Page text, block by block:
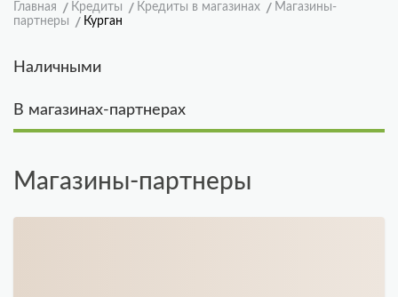
Главная Кредиты Кредиты в магазинах
Магазины-
партнеры
Курган
Наличными
В магазинах-партнерах
Магазины-партнеры